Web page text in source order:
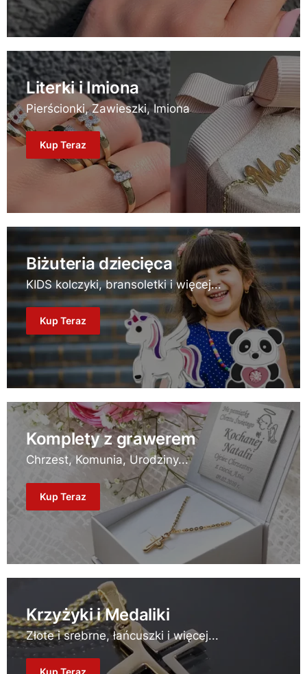
Literki i Imiona
Pierścionki, Zawieszki, Imiona
Kup Teraz
Biżuteria dziecięca
KIDS kolczyki, bransoletki i więcej...
Kup Teraz
Komplety z grawerem
Chrzest, Komunia, Urodziny...
Kup Teraz
Krzyżyki i Medaliki
Złote i srebrne, łańcuszki i więcej...
Kup Teraz